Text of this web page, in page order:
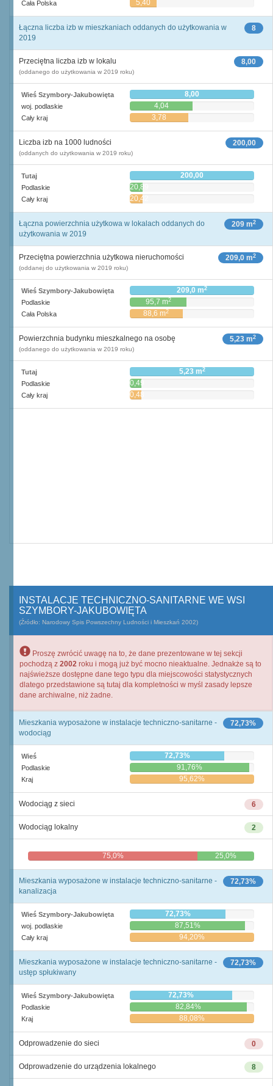
Cała Polska 5,40
8
Łączna liczba izb w mieszkaniach oddanych do użytkowania w
2019
8,00
Przeciętna liczba izb w lokalu
(oddanego do użytkowania w 2019 roku)
Wieś Szymbory-Jakubowięta 8,00
woj. podlaskie 4,04
Cały kraj 3,78
200,00
Liczba izb na 1000 ludności
(oddanych do użytkowania w 2019 roku)
Tutaj 200,00
Podlaskie 20,89
Cały kraj 20,42
209 m2
Łączna powierzchnia użytkowa w lokalach oddanych do
użytkowania w 2019
209,0 m2
Przeciętna powierzchnia użytkowa nieruchomości
(oddanej do użytkowania w 2019 roku)
Wieś Szymbory-Jakubowięta 209,0 m2
Podlaskie 95,7 m2
Cała Polska 88,6 m2
5,23 m2
Powierzchnia budynku mieszkalnego na osobę
(oddanego do użytkowania w 2019 roku)
Tutaj 5,23 m2
Podlaskie
0,49
m2
Cały kraj
0,48
INSTALACJE TECHNICZNO-SANITARNE WE WSI
SZYMBORY-JAKUBOWIĘTA
(Źródło: Narodowy Spis Powszechny Ludności i Mieszkań 2002)
Proszę zwrócić uwagę na to, że dane prezentowane w tej sekcji
pochodzą z 2002 roku i mogą już być mocno nieaktualne. Jednakże są to
najświeższe dostępne dane tego typu dla miejscowości statystycznych
dlatego przedstawione są tutaj dla kompletności w myśl zasady lepsze
dane archiwalne, niż żadne.
72,73%
Mieszkania wyposażone w instalacje techniczno-sanitarne -
wodociąg
Wieś 72,73%
Podlaskie 91,76%
Kraj 95,62%
6
Wodociąg z sieci
2
Wodociąg lokalny
75,0% 25,0%
72,73%
Mieszkania wyposażone w instalacje techniczno-sanitarne -
kanalizacja
Wieś Szymbory-Jakubowięta 72,73%
woj. podlaskie 87,51%
Cały kraj 94,20%
72,73%
Mieszkania wyposażone w instalacje techniczno-sanitarne -
ustęp spłukiwany
Wieś Szymbory-Jakubowięta 72,73%
Podlaskie 82,84%
Kraj 88,08%
0
Odprowadzenie do sieci
8
Odprowadzenie do urządzenia lokalnego